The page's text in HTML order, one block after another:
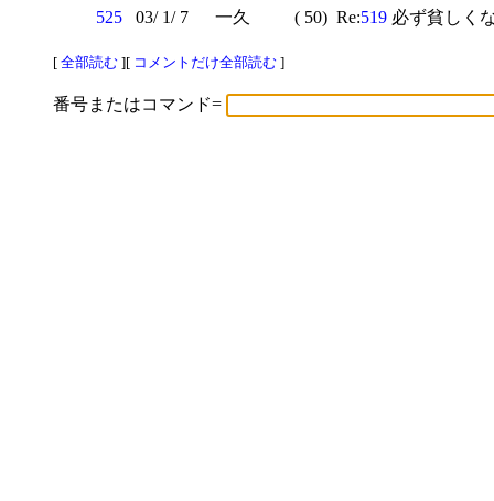
525
03/ 1/ 7 一久 ( 50) Re:519 必ず貧しく
[ 全部読む ][ コメントだけ全部読む ]
番号またはコマンド=